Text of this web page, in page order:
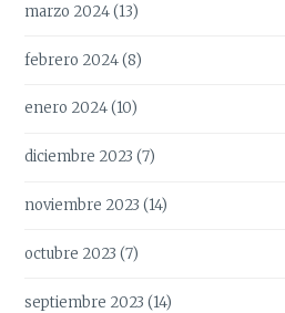
marzo 2024(13)
febrero 2024(8)
enero 2024(10)
diciembre 2023 (7)
noviembre 2023 (14)
octubre 2023 (7)
septiembre 2023 (14)